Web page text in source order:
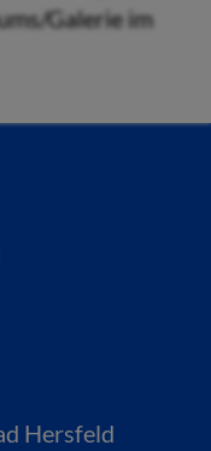
Galerie im
Hersfeld